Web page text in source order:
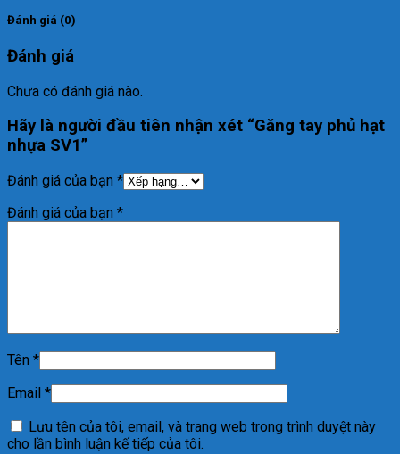
Đánh giá (0)
Đánh giá
Chưa có đánh giá nào.
Hãy là người đầu tiên nhận xét “Găng tay phủ hạt
nhựa SV1”
Đánh giá của bạn *
Đánh giá của bạn *
Tên *
Email *
Lưu tên của tôi, email, và trang web trong trình duyệt này
cho lần bình luận kế tiếp của tôi.